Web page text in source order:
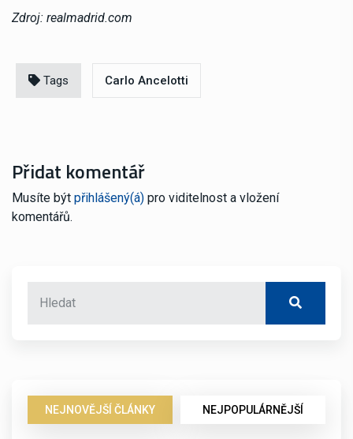
Zdroj: realmadrid.com
Tags Carlo Ancelotti
Přidat komentář
Musíte být přihlášený(á) pro viditelnost a vložení
komentářů.
NEJNOVĚJŠÍ ČLÁNKY NEJPOPULÁRNĚJŠÍ